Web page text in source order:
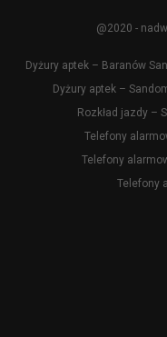
@2020 -
Dyżury aptek – Baranów
Dyżury aptek –
Rozkład jazdy –
Telefony
Telefony
Telefony